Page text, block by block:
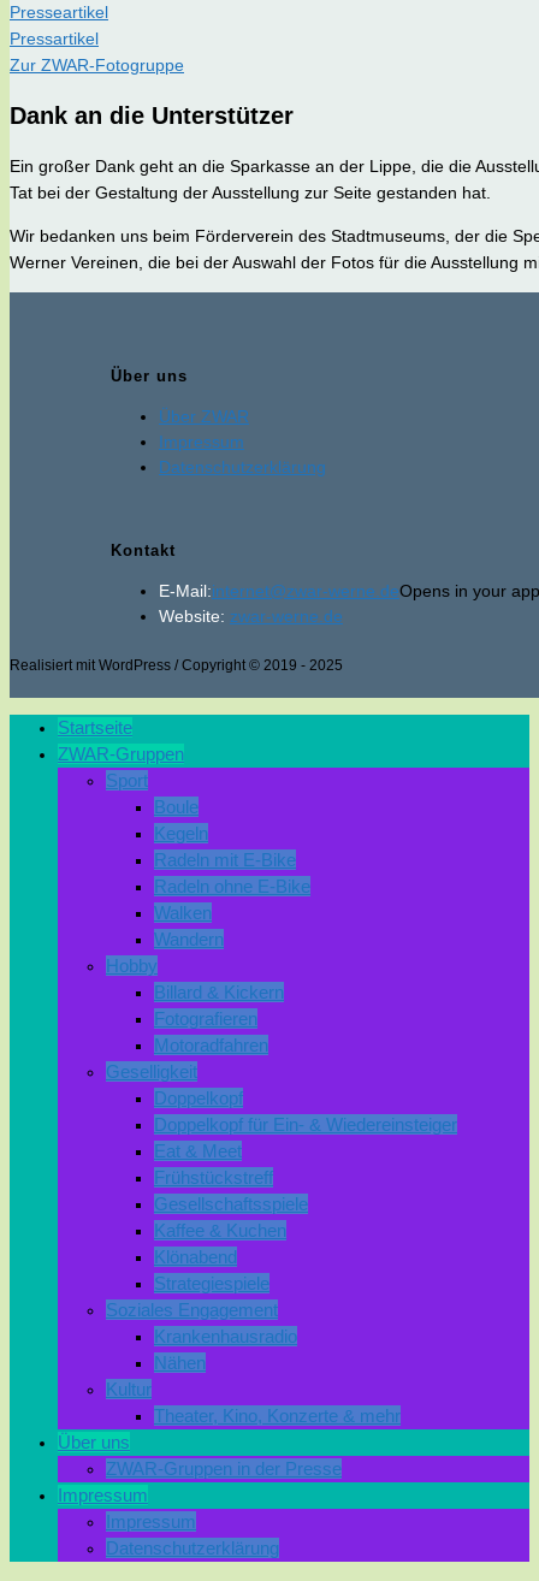
Presseartikel
Pressartikel
Zur ZWAR-Fotogruppe
Dank an die Unterstützer
Ein großer Dank geht an die Sparkasse an der Lippe, die die
Tat bei der Gestaltung der Ausstellung zur Seite gestanden hat.
Wir bedanken uns beim Förderverein des Stadtmuseums, der die
Werner Vereinen, die bei der Auswahl der Fotos für die Ausstellung
Über uns
Über ZWAR
Impressum
Datenschutzerklärung
Kontakt
E-Mail:internet@zwar-werne.deOpens in your
Website: zwar-werne.de
Realisiert mit WordPress / Copyright © 2019 - 2025
Startseite
ZWAR-Gruppen
Sport
Boule
Kegeln
Radeln mit E-Bike
Radeln ohne E-Bike
Walken
Wandern
Hobby
Billard & Kickern
Fotografieren
Motoradfahren
Geselligkeit
Doppelkopf
Doppelkopf für Ein- & Wiedereinsteiger
Eat & Meet
Frühstückstreff
Gesellschaftsspiele
Kaffee & Kuchen
Klönabend
Strategiespiele
Soziales Engagement
Krankenhausradio
Nähen
Kultur
Theater, Kino, Konzerte & mehr
Über uns
ZWAR-Gruppen in der Presse
Impressum
Impressum
Datenschutzerklärung